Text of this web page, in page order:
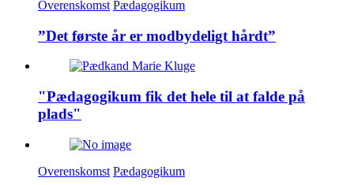
Overenskomst Pædagogikum
”Det første år er modbydeligt hårdt”
"Pædagogikum fik det hele til at falde på
plads"
Overenskomst Pædagogikum